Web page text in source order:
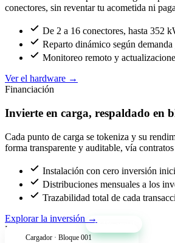
conectores, sin reventar tu acometida ni
De 2 a 16 conectores, hasta 352
Reparto dinámico según
Monitoreo remoto y
Ver el hardware →
Financiación
Invierte en carga, respaldado en
Cada punto de carga se tokeniza y su
forma transparente y auditable, vía
Instalación con cero inversión
Distribuciones mensuales a los
Trazabilidad total de cada
Explorar la inversión →
+34% anual
Cargador · Bloque 001
Productos